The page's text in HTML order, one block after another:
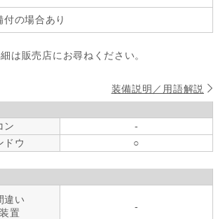
の場合あり
は販売店にお尋ねください。
装備説明／用語解説
ン
-
ドウ
○
違い
置
-